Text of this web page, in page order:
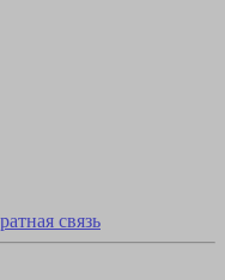
связь